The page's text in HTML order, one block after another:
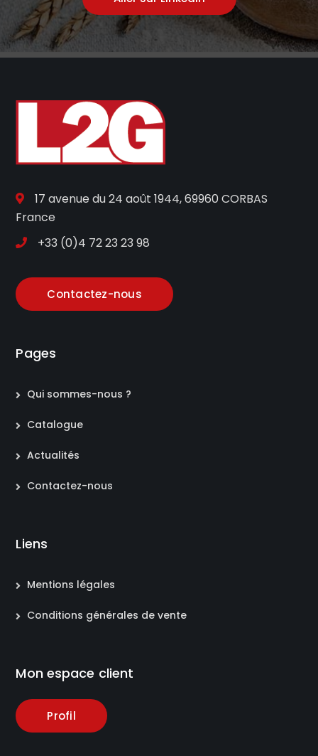
17 avenue du 24 août 1944, 69960 CORBAS
France
+33 (0)4 72 23 23 98
Contactez-nous
Pages
Qui sommes-nous ?
Catalogue
Actualités
Contactez-nous
Liens
Mentions légales
Conditions générales de vente
Mon espace client
Profil